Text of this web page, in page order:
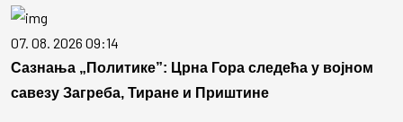
07. 08. 2026 09:14
Сазнања „Политике”: Црна Гора следећа у војном
савезу Загреба, Тиране и Приштине